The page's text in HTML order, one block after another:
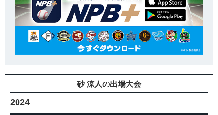
砂 涼人の出場大会
2024